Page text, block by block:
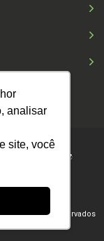
analisar
site, você
os direitos reservados